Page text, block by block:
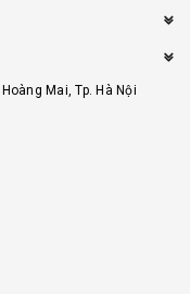
Mai, Tp. Hà Nội